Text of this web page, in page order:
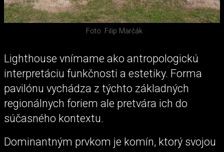
Foto: Filip Marčák
Lighthouse vnímame ako antropologickú
interpretáciu funkčnosti a estetiky. Forma
pavilónu vychádza z týchto základných
regionálnych foriem ale pretvára ich do
súčasného kontextu.
Dominantným prvkom je komín, ktorý svojou